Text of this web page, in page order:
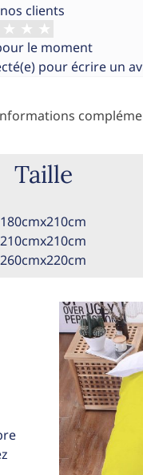
clients
le moment
pour écrire un
Taille
180cmx210cm
210cmx210cm
260cmx220cm